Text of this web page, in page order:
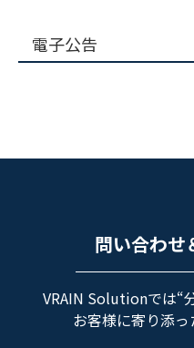
電子公告
問い合わせ
VRAIN Solutionでは“
お客様に寄り添